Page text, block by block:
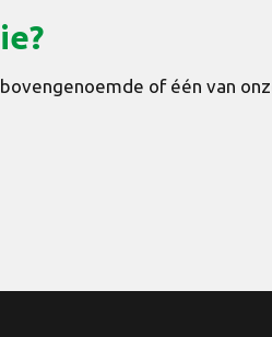
of één van